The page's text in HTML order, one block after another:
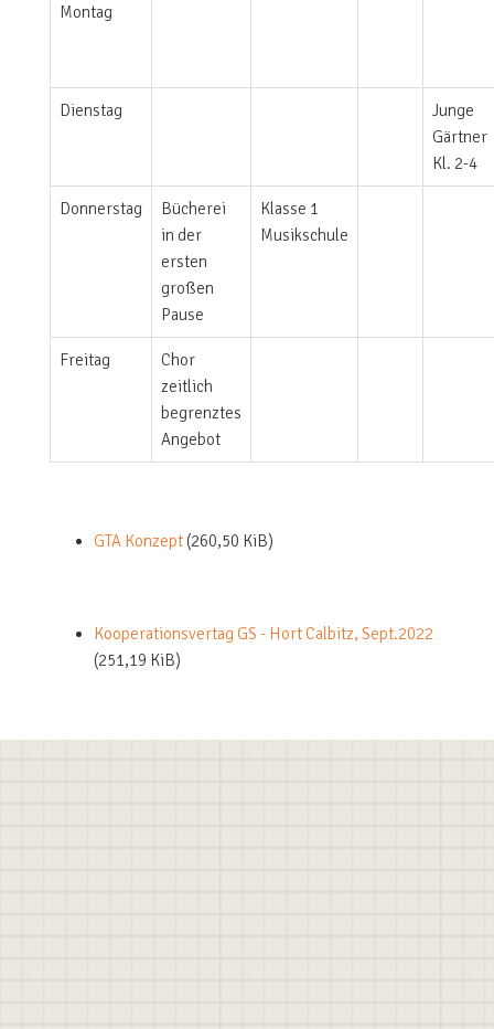
Montag
Dienstag
Junge
Gärtner
Kl. 2-4
Donnerstag
Bücherei
in der
ersten
großen
Pause
Klasse 1
Musikschule
Freitag
Chor
zeitlich
begrenztes
Angebot
GTA Konzept (260,50 KiB)
Kooperationsvertag GS - Hort Calbitz, Sept.2022
(251,19 KiB)